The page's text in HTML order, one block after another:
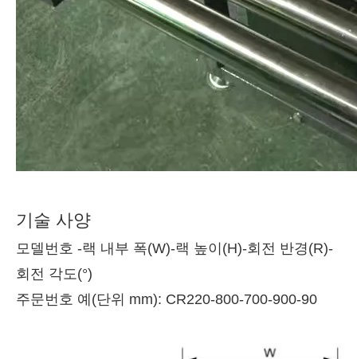
기술 사양
모델번호 -랙 내부 폭(W)-랙 높이(H)-회전 반경(R)-
회전 각도(°)
주문번호 예(단위 mm): CR220-800-700-900-90